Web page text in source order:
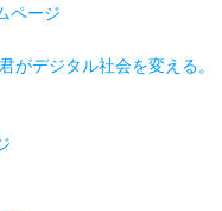
ページ
がデジタル社会を変える。